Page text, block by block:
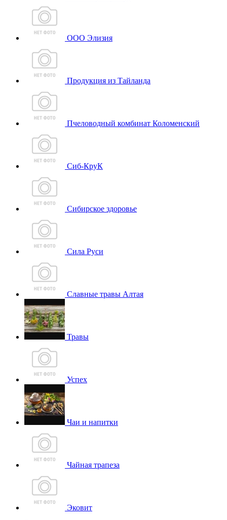
ООО Элизия
Продукция из Тайланда
Пчеловодный комбинат Коломенский
Сиб-КруК
Сибирское здоровье
Сила Руси
Славные травы Алтая
Травы
Успех
Чаи и напитки
Чайная трапеза
Эковит